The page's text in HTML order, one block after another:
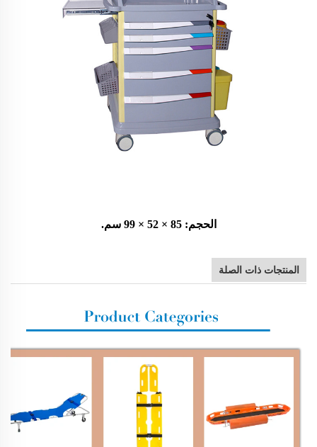
الحجم: 85 × 52 × 99 سم.
المنتجات ذات الصلة